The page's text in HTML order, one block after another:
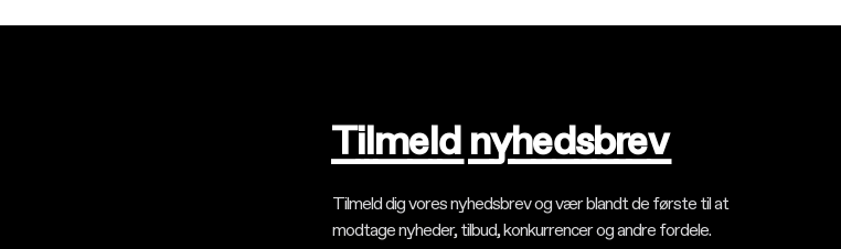
Tilmeld nyhedsbrev
Tilmeld dig vores nyhedsbrev og vær blandt de første til at
modtage nyheder, tilbud, konkurrencer og andre fordele.